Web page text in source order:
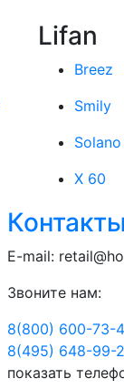
Lifan
Breez
Smily
Solano
X 60
Контакты
E-mail:
Звоните нам:
8(800) 600-73-
8(495) 648-99-
показать